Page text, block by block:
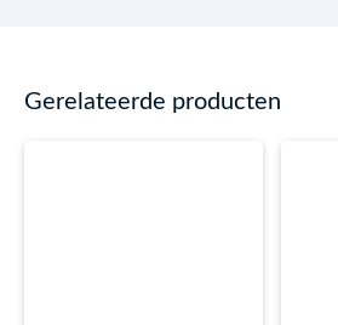
Gerelateerde producten